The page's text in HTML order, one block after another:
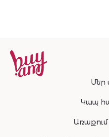
Մեր
Կապ
Առաքում